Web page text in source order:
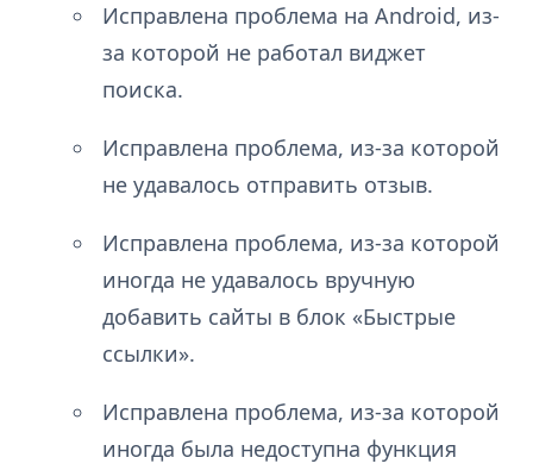
Исправлена проблема на Android, из-
за которой не работал виджет
поиска.
Исправлена проблема, из-за которой
не удавалось отправить отзыв.
Исправлена проблема, из-за которой
иногда не удавалось вручную
добавить сайты в блок «Быстрые
ссылки».
Исправлена проблема, из-за которой
иногда была недоступна функция